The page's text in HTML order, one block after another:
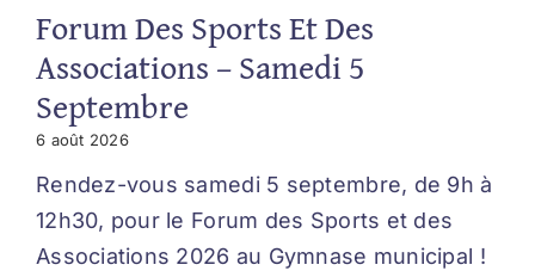
Forum Des Sports Et Des
Associations – Samedi 5
Septembre
6 août 2026
Rendez-vous samedi 5 septembre, de 9h à
12h30, pour le Forum des Sports et des
Associations 2026 au Gymnase municipal !